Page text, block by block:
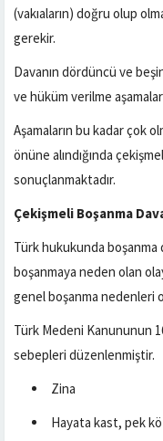
(vakıaların) doğru olup
gerekir.
Davanın dördüncü ve
ve hüküm verilme
Aşamaların bu kadar çok
önüne alındığında
sonuçlanmaktadır.
Çekişmeli Boşanma
Türk hukukunda boşanma
boşanmaya neden olan
genel boşanma nedenleri
Türk Medeni Kanununun
sebepleri düzenlenmiştir.
Zina
Hayata kast, pek